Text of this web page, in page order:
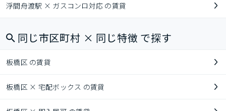
浮間舟渡駅 × ガスコンロ対応 の賃貸
同じ市区町村 × 同じ特徴 で探す
板橋区 の賃貸
板橋区 × 宅配ボックス の賃貸